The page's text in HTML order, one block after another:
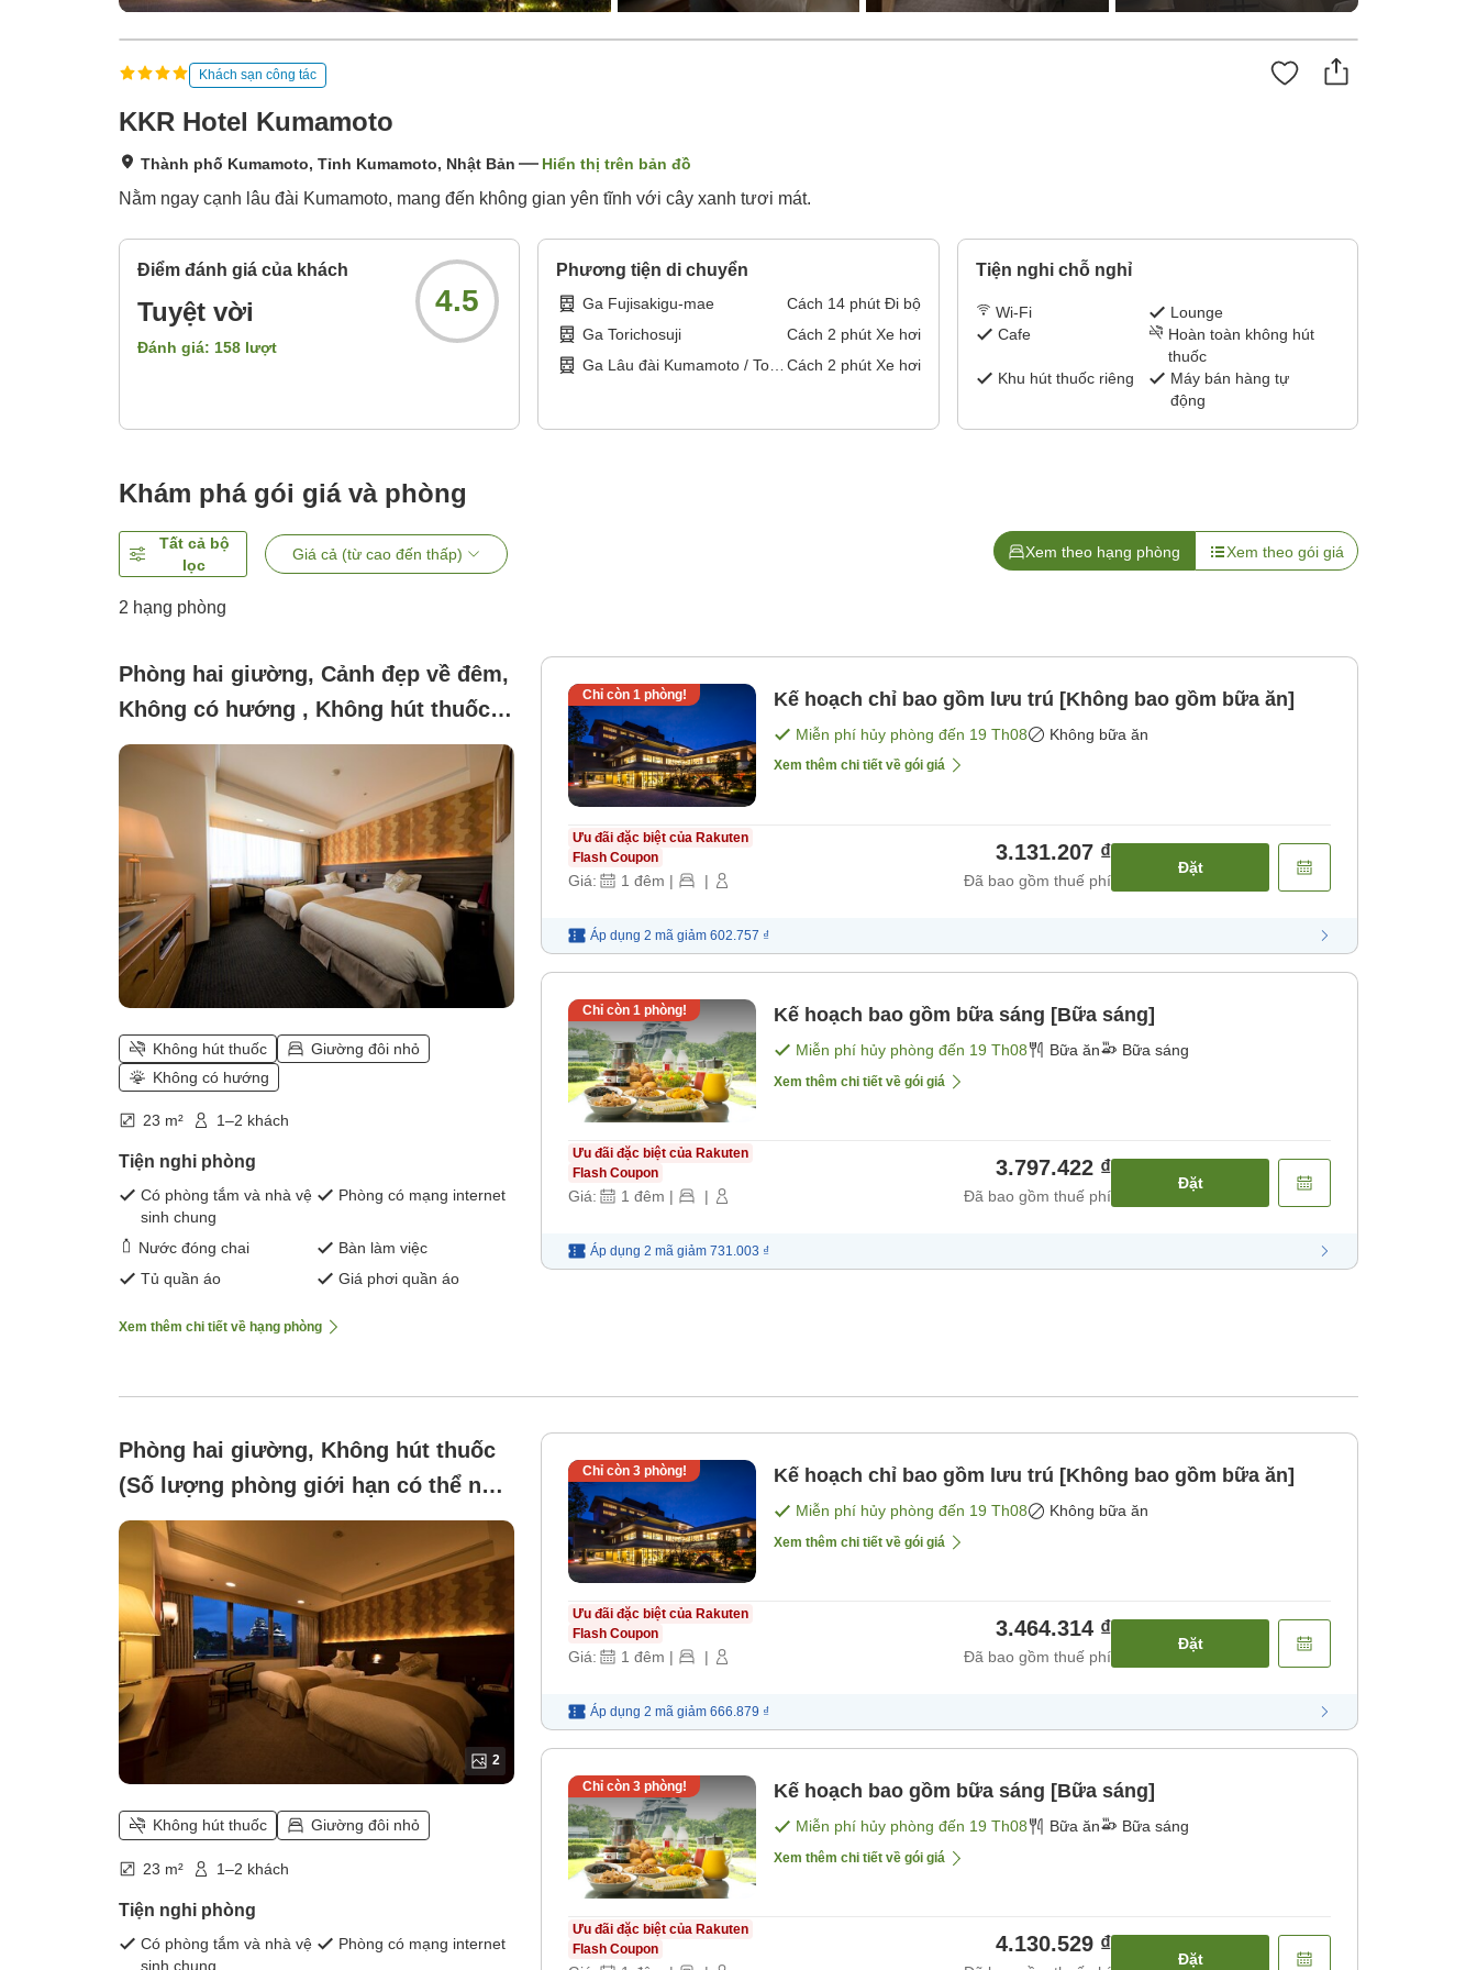
Khách sạn công tác
KKR Hotel Kumamoto
Thành phố Kumamoto, Tỉnh Kumamoto, Nhật Bản Hiển thị trên bản đồ
Nằm ngay cạnh lâu đài Kumamoto, mang đến không gian yên tĩnh với cây xanh tươi mát.
Điểm đánh giá của khách
Tuyệt vời
Đánh giá: 158 lượt
4.5
Phương tiện di chuyển
Ga Fujisakigu-mae Cách 14phút Đi bộ
Ga Torichosuji
Cách 2 phút Xe hơi
Ga Lâu đài Kumamoto / Toà Cách 2 phút Xe hơi
Tiện nghi chỗ nghỉ
Wi-Fi
Lounge
Cafe
Hoàn toàn không hút
thuốc
Khu hút thuốc riêng
Máy bán hàng tự
động
Khám phá gói giá và phòng
Tất cả bộ
lọc
Giá cả (từ cao đến thấp) Xem theo hạng phòng Xem theo gói giá
2 hạng phòng
Phòng hai giường, Cảnh đẹp về đêm,
Không có hướng , Không hút thuốc
(Tầm nhìn thành phố (số lượng
phòng có hạn))
Không hút thuốc
Giường đôi nhỏ
Không có hướng
23 m² 1–2 khách
Tiện nghi phòng
Có phòng tắm và nhà vệ
sinh chung
Phòng có mạng internet
Nước đóng chai
Bàn làm việc
Tủ quần áo
Giá phơi quần áo
Xem thêm chi tiết về hạng phòng
Chỉ còn 1phòng! Kế hoạch chỉ bao gồm lưu trú [Không bao gồm bữa ăn]
Miễn phí hủy phòng đến 19 Th08 Không bữa ăn
Xem thêm chi tiết về gói giá
Ưu đãi đặc biệt của Rakuten
Flash Coupon
Giá: 1 đêm | |
3.131.207 ₫
Đã bao gồm thuế phí
Đặt
Áp dụng 2 mã giảm 602.757 ₫
Chỉ còn 1phòng! Kế hoạch bao gồm bữa sáng [Bữa sáng]
Miễn phí hủy phòng đến 19 Th08 Bữa ăn Bữa sáng
Xem thêm chi tiết về gói giá
Ưu đãi đặc biệt của Rakuten
Flash Coupon
Giá: 1 đêm | |
3.797.422 ₫
Đã bao gồm thuế phí
Đặt
Áp dụng 2 mã giảm 731.003 ₫
Phòng hai giường, Không hút thuốc
(Số lượng phòng giới hạn có thể nhìn
thấy Lâu đài Kumamoto)
2
Không hút thuốc Giường đôi nhỏ
23 m² 1–2 khách
Tiện nghi phòng
Có phòng tắm và nhà vệ
sinh chung
Phòng có mạng internet
Chỉ còn 3phòng! Kế hoạch chỉ bao gồm lưu trú [Không bao gồm bữa ăn]
Miễn phí hủy phòng đến 19 Th08 Không bữa ăn
Xem thêm chi tiết về gói giá
Ưu đãi đặc biệt của Rakuten
Flash Coupon
Giá: 1 đêm | |
3.464.314 ₫
Đã bao gồm thuế phí
Đặt
Áp dụng 2 mã giảm 666.879 ₫
Chỉ còn 3phòng! Kế hoạch bao gồm bữa sáng [Bữa sáng]
Miễn phí hủy phòng đến 19 Th08 Bữa ăn Bữa sáng
Xem thêm chi tiết về gói giá
Ưu đãi đặc biệt của Rakuten
Flash Coupon
4.130.529 ₫
Đặt